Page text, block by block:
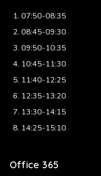
07:50-08:35
08:45-09:30
09:50-10:35
10:45-11:30
11:40-12:25
12:35-13:20
13:30-14:15
14:25-15:10
Office 365